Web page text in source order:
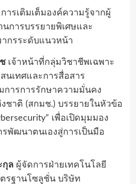
ารเติมเต็มองค์ความรู้จากผู้
การบรรยายพิเศษและ
ากรระดับแนวหน้า
เจ้าหน้าที่กลุ่มวิชาชีพเฉพาะ
นเทศและการสื่อสาร
ารการรักษาความมั่นคง
ชาติ (สกมช.) บรรยายในหัวข้อ
เพื่อเปิดมุมมอง
พัฒนาตนเองสู่การเป็นมือ
กุลผู้จัดการฝ่ายเทคโนโลยี
รฐานโซลูชั่น บริษัท